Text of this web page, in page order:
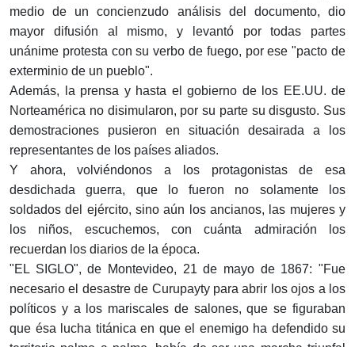
medio de un concienzudo análisis del documento, dio
mayor difusión al mismo, y levantó por todas partes
unánime protesta con su verbo de fuego, por ese "pacto de
exterminio de un pueblo".
Además, la prensa y hasta el gobierno de los EE.UU. de
Norteamérica no disimularon, por su parte su disgusto. Sus
demostraciones pusieron en situación desairada a los
representantes de los países aliados.
Y ahora, volviéndonos a los protagonistas de esa
desdichada guerra, que lo fueron no solamente los
soldados del ejército, sino aún los ancianos, las mujeres y
los niños, escuchemos, con cuánta admiración los
recuerdan los diarios de la época.
"EL SIGLO", de Montevideo, 21 de mayo de 1867: "Fue
necesario el desastre de Curupayty para abrir los ojos a los
políticos y a los mariscales de salones, que se figuraban
que ésa lucha titánica en que el enemigo ha defendido su